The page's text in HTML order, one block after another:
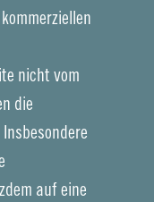
nicht vom
die
auf eine